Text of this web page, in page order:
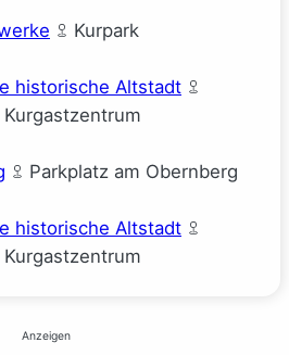
Kurpark
historische Altstadt
Parkplatz am Obernberg
historische Altstadt
Anzeigen